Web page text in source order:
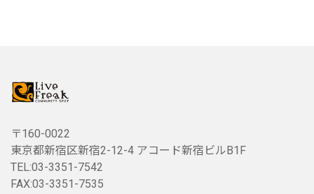
〒160-0022
東京都新宿区新宿2-12-4 アコード新宿ビルB1F
TEL:03-3351-7542
FAX:03-3351-7535